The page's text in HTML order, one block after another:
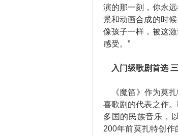
演的那一刻，你永
景和动画合成的时
像孩子一样，被这
感受。”
入门级歌剧首选
《魔笛》作为莫扎
喜歌剧的代表之作
多国的民族音乐，
200年前莫扎特创